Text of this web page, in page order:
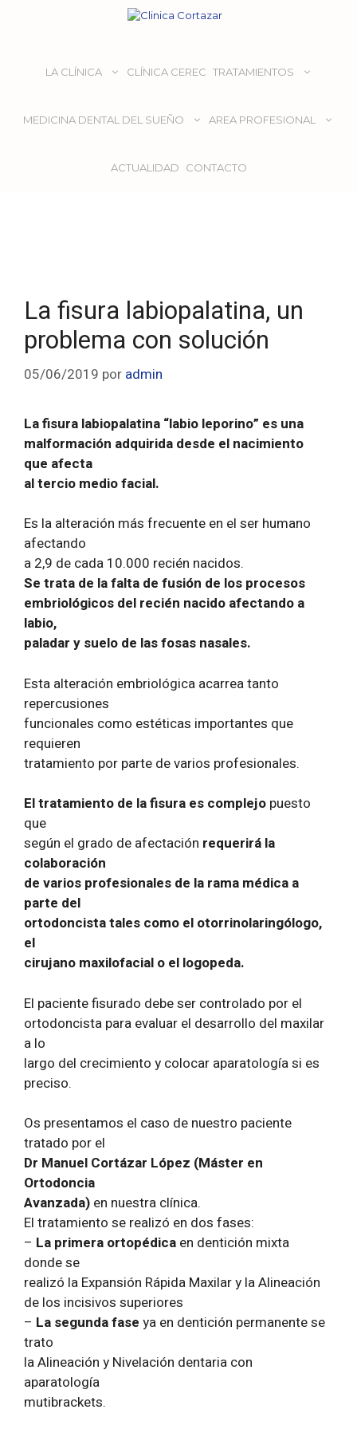
LA CLÍNICA CLÍNICA CEREC TRATAMIENTOS
MEDICINA DENTAL DEL SUEÑO AREA PROFESIONAL
ACTUALIDAD CONTACTO
La fisura labiopalatina, un
problema con solución
05/06/2019 por admin
La fisura labiopalatina “labio leporino” es una
malformación adquirida desde el nacimiento
que afecta
al tercio medio facial.
Es la alteración más frecuente en el ser humano
afectando
a 2,9 de cada 10.000 recién nacidos.
Se trata de la falta de fusión de los procesos
embriológicos del recién nacido afectando a
labio,
paladar y suelo de las fosas nasales.
Esta alteración embriológica acarrea tanto
repercusiones
funcionales como estéticas importantes que
requieren
tratamiento por parte de varios profesionales.
El tratamiento de la fisura es complejo puesto
que
según el grado de afectación requerirá la
colaboración
de varios profesionales de la rama médica a
parte del
ortodoncista tales como el otorrinolaringólogo,
el
cirujano maxilofacial o el logopeda.
El paciente fisurado debe ser controlado por el
ortodoncista para evaluar el desarrollo del maxilar
a lo
largo del crecimiento y colocar aparatología si es
preciso.
Os presentamos el caso de nuestro paciente
tratado por el
Dr Manuel Cortázar López (Máster en
Ortodoncia
Avanzada) en nuestra clínica.
El tratamiento se realizó en dos fases:
– La primera ortopédica en dentición mixta
donde se
realizó la Expansión Rápida Maxilar y la Alineación
de los incisivos superiores
– La segunda fase ya en dentición permanente se
trato
la Alineación y Nivelación dentaria con
aparatología
mutibrackets.